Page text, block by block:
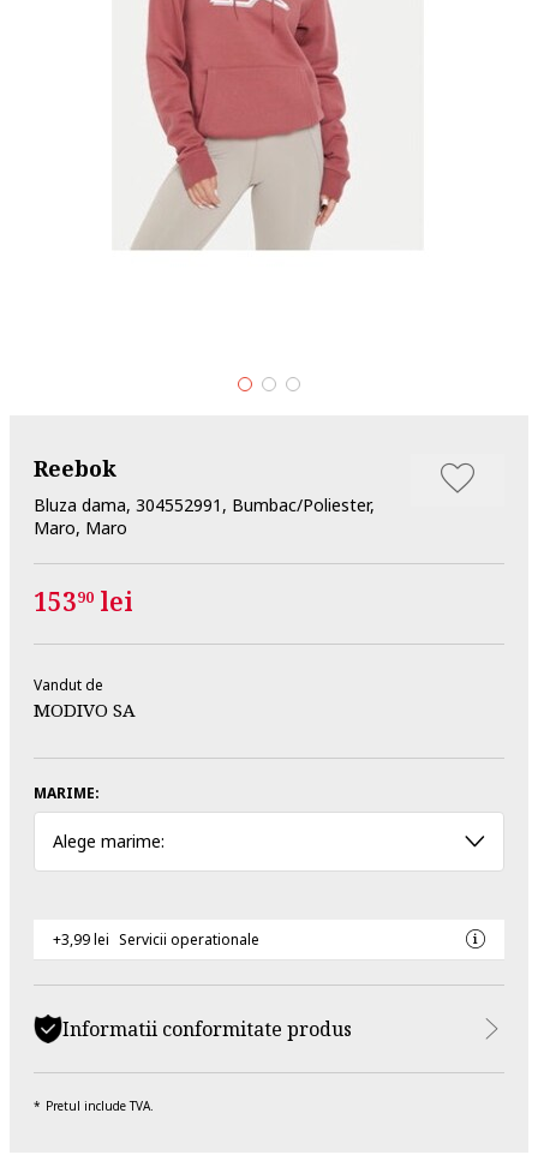
Reebok
Bluza dama, 304552991, Bumbac/Poliester,
Maro, Maro
15390 lei
Vandut de
MODIVO SA
MARIME:
Alege marime:
+3,99 lei Servicii operationale
Informatii conformitate produs
Pretul include TVA.